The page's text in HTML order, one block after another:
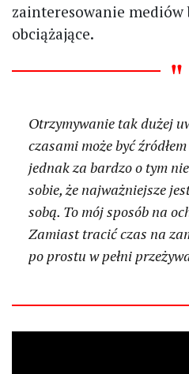
zainteresowanie mediów
obciążające.
Otrzymywanie tak dużej
czasami może być
jednak za bardzo o tym
sobie, że najważniejsze
sobą. To mój sposób na
Zamiast tracić czas na
po prostu w pełni